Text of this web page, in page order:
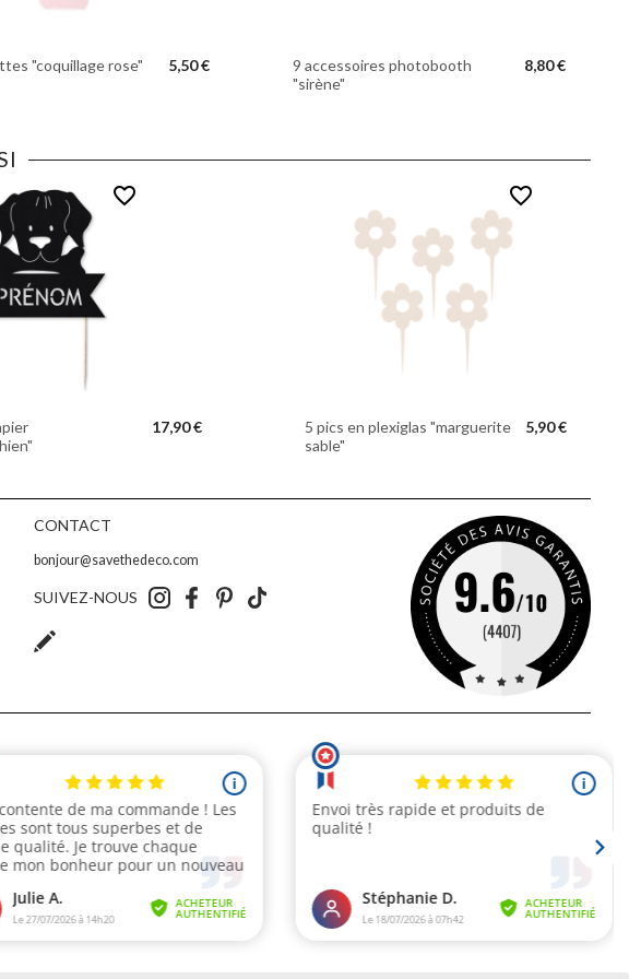
"coquillage rose" 5,50 €
9 accessoires photobooth
"sirène"
8,80 €
favorite_border
17,90 €
favorite_border
5 pics en plexiglas "marguerite
sable"
5,90 €
CONTACT
bonjour@savethedeco.com
SUIVEZ-NOUS